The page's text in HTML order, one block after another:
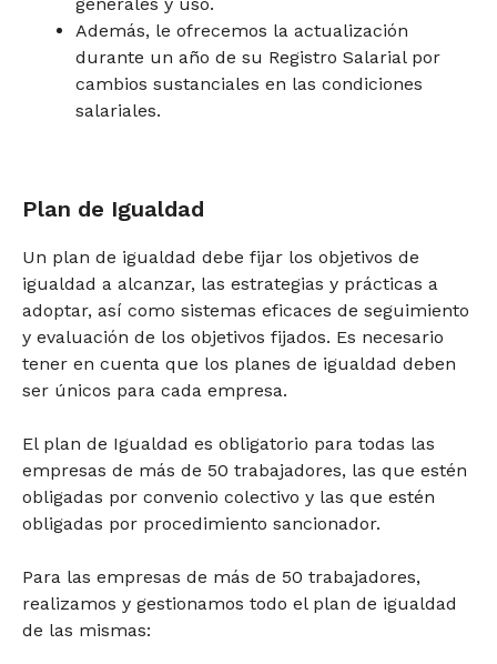
Además, le ofrecemos la actualización
durante un año de su Registro Salarial por
cambios sustanciales en las condiciones
salariales.
Plan de Igualdad
Un plan de igualdad debe fijar los objetivos de
igualdad a alcanzar, las estrategias y prácticas a
adoptar, así como sistemas eficaces de seguimiento
y evaluación de los objetivos fijados. Es necesario
tener en cuenta que los planes de igualdad deben
ser únicos para cada empresa.
El plan de Igualdad es obligatorio para todas las
empresas de más de 50 trabajadores, las que estén
obligadas por convenio colectivo y las que estén
obligadas por procedimiento sancionador.
Para las empresas de más de 50 trabajadores,
realizamos y gestionamos todo el plan de igualdad
de las mismas: